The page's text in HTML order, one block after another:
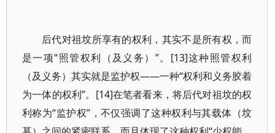
后代对祖坟所享有的权利，其实不是所有权，而
是一项“照管权利（及义务）”。[13]这种照管权利
（及义务）其实就是监护权——一种“权利和义务胶着
为一体的权利”。[14]在笔者看来，将后代对祖坟的权
利称为“监护权”，不仅强调了这种权利与其载体（坟